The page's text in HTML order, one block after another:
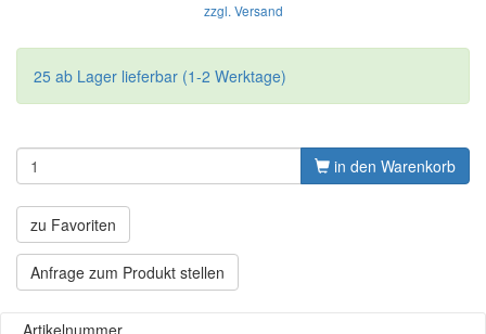
zzgl. Versand
25 ab Lager lieferbar (1-2 Werktage)
in den Warenkorb
zu Favoriten
Anfrage zum Produkt stellen
Artikelnummer